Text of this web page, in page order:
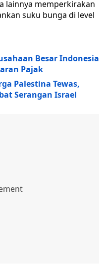
lainnya memperkirakan
suku bunga di level
Besar Indonesia
Pajak
Palestina Tewas,
Serangan Israel